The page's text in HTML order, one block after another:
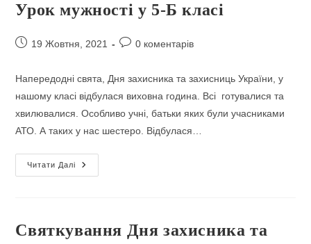
Урок мужності у 5-Б класі
Запис19 Жовтня, 2021
Коментарі
0 коментарів
Напередодні свята, Дня захисника та захисниць України, у
нашому класі відбулася виховна година. Всі готувалися та
хвилювалися. Особливо учні, батьки яких були учасниками
АТО. А таких у нас шестеро. Відбулася…
Читати Далі
Урок
Мужності
Святкування Дня захисника та